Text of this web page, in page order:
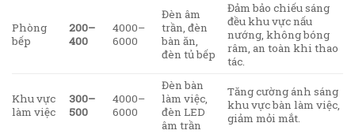
Phòng
bếp
200–
400
4000–
6000
Đèn âm
trần, đèn
bàn ăn,
đèn tủ bếp
Đảm bảo chiếu sáng
đều khu vực nấu
nướng, không bóng
râm, an toàn khi thao
tác.
Khu vực
làm việc
300–
500
4000–
6000
Đèn bàn
làm việc,
đèn LED
âm trần
Tăng cường ánh sáng
khu vực bàn làm việc,
giảm mỏi mắt.